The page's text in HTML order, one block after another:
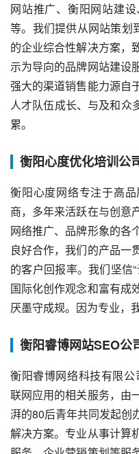
网站推广、衡阳网站建
等。我们提供从网站策划
的企业综合性解决方案，
示为导向的品牌网站建设
强大的渠道销售能力源自
人才队伍成长、与及和众
累。
衡阳心度优化培训公
衡阳心度网络专注于高
商，多年来活跃在与创意
网络推广、品牌形象的各
良好合作，我们的产品一
的客户回报率。我们坚信
国际化创作观念和富有成
厌墨守成规。因为专业，
衡阳睿博网站SEO公
衡阳睿博网络科技有限
联网应用的相关服务，由
湃的80后青年共同发起创
解决方案。专业从事计算